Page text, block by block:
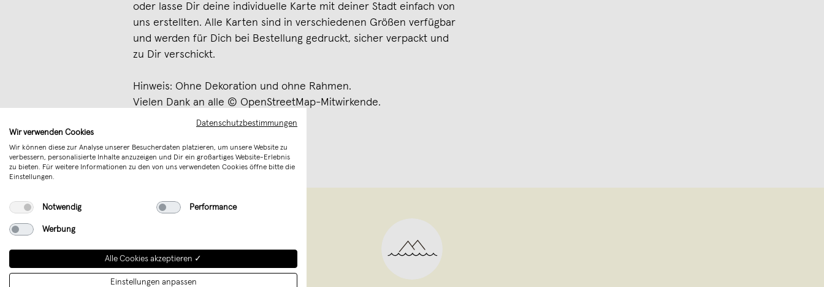
oder lasse Dir deine individuelle Karte mit deiner Stadt einfach von
uns erstellten. Alle Karten sind in verschiedenen Größen verfügbar
und werden für Dich bei Bestellung gedruckt, sicher verpackt und
zu Dir verschickt.
Hinweis: Ohne Dekoration und ohne Rahmen.
Vielen Dank an alle © OpenStreetMap-Mitwirkende.
Datenschutzbestimmungen
Wir verwenden Cookies
Wir können diese zur Analyse unserer Besucherdaten platzieren, um unsere Website zu
verbessern, personalisierte Inhalte anzuzeigen und Dir ein großartiges Website-Erlebnis
zu bieten. Für weitere Informationen zu den von uns verwendeten Cookies öffne bitte die
Einstellungen.
Notwendig Performance
Werbung
Alle Cookies akzeptieren ✓
Einstellungen anpassen